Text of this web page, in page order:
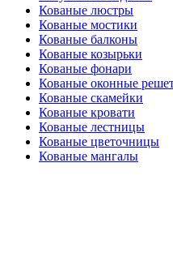
Кованые люстры
Кованые мостики
Кованые балконы
Кованые козырьки
Кованые фонари
Кованые оконные
Кованые скамейки
Кованые кровати
Кованые лестницы
Кованые цветочницы
Кованые мангалы